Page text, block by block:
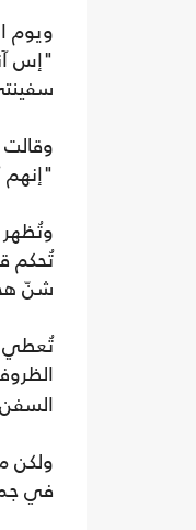
ويوم
"إس
"إنهم
تُحكم
شنّ هجمات على نحو
تُعطي
ولكن
في